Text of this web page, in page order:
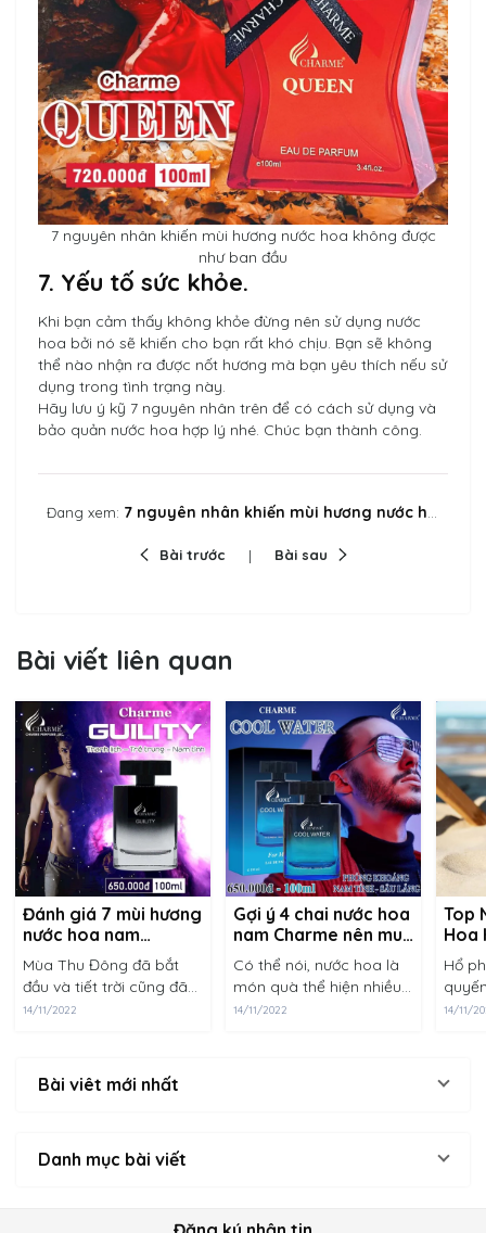
7 nguyên nhân khiến mùi hương nước hoa không được
như ban đầu
7. Yếu tố sức khỏe.
Khi bạn cảm thấy không khỏe đừng nên sử dụng nước
hoa bởi nó sẽ khiến cho bạn rất khó chịu. Bạn sẽ không
thể nào nhận ra được nốt hương mà bạn yêu thích nếu sử
dụng trong tình trạng này.
Hãy lưu ý kỹ 7 nguyên nhân trên để có cách sử dụng và
bảo quản nước hoa hợp lý nhé. Chúc bạn thành công.
Đang xem: 7 nguyên nhân khiến mùi hương nước hoa không được như ban đầu
Bài trước Bài sau
Bài viết liên quan
Đánh giá 7 mùi hương
nước hoa nam
Charme nên dùng
mùa Thu – Đông
Mùa Thu Đông đã bắt
đầu và tiết trời cũng đã
thay đổi, bạn đã chuẩn bị
hình ảnh của mình chưa
nào các chàng......
14/11/2022
Gợi ý 4 chai nước hoa
nam Charme nên mua
tặng Chồng vào dịp
đặc biệt
Có thể nói, nước hoa là
món quà thể hiện nhiều
tầng ý nghĩa. Nếu bạn
14/11/2022
Top
Hoa
Hổ
14/11/
Bài viêt mới nhất
Danh mục bài viết